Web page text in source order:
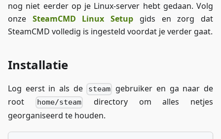
nog niet eerder op je Linux-server hebt gedaan. Volg
onze SteamCMD Linux Setup gids en zorg dat
SteamCMD volledig is ingesteld voordat je verder gaat.
Installatie
Log eerst in als de steam
gebruiker en ga naar de
root
home/steam
directory om alles netjes
georganiseerd te houden.